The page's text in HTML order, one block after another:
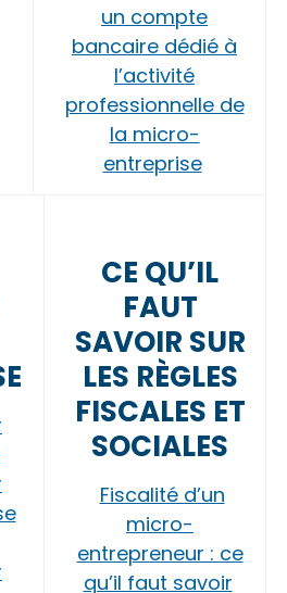
un compte
bancaire dédié à
l’activité
professionnelle de
la micro-
entreprise
CE QU’IL
FAUT
SAVOIR SUR
LES RÈGLES
FISCALES ET
SOCIALES
Fiscalité d’un
micro-
entrepreneur : ce
qu’il faut savoir